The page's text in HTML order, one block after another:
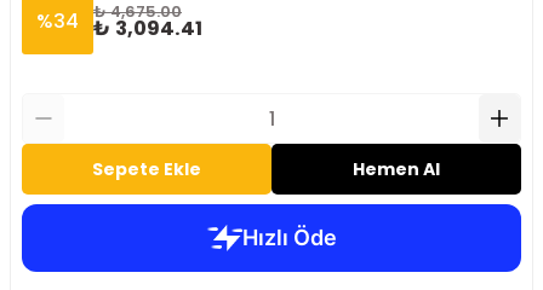
%34 ₺ 4,675.00
₺ 3,094.41
Sepete Ekle Hemen Al